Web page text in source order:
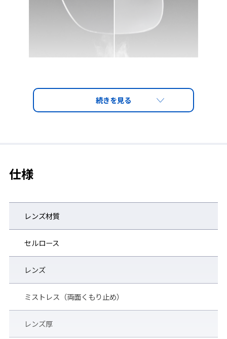
これは防曇剤（くもり止め剤）の働きによるものです。性
能には問題ありませんので、ご使用前に柔らかい布等で軽
※製品をお使いいただいていると、キズや汚れなどにより
くもり止め効果が低下します。
くもり止め効果が低下した場合には、別売のくもり止め液
デミストシリーズ
仕様
レンズ材質
セルロース
レンズ
ミストレス（両面くもり止め）
レンズ厚